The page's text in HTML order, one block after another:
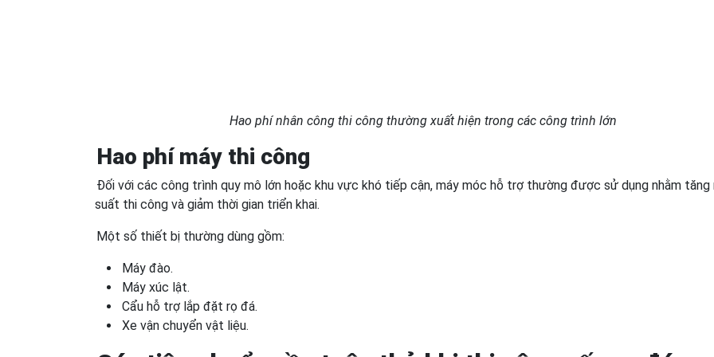
Hao phí nhân công thi công thường xuất hiện trong các công trình lớn
Hao phí máy thi công
Đối với các công trình quy mô lớn hoặc khu vực khó tiếp cận, máy móc hỗ trợ thường được sử dụng nhằm tăng
suất thi công và giảm thời gian triển khai.
Một số thiết bị thường dùng gồm:
Máy đào.
Máy xúc lật.
Cẩu hỗ trợ lắp đặt rọ đá.
Xe vận chuyển vật liệu.